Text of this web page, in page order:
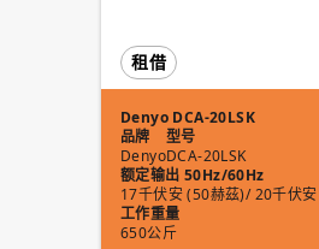
租借
Denyo DCA-20LSK
品牌
Denyo
型号
DCA-20LSK
额定输出 50Hz/60Hz
17千伏安 (50赫茲)/ 20千伏
工作重量
650公斤